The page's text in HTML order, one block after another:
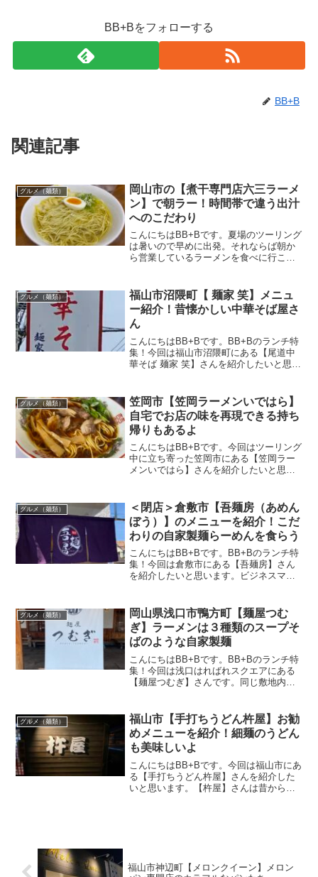
BB+Bをフォローする
BB+B
関連記事
グルメ（麺類）
岡山市の【煮干専門店六三ラーメ
ン】で朝ラー！時間帯で違う出汁
へのこだわり
こんにちはBB+Bです。夏場のツーリング
は暑いので早めに出発。それならば朝か
ら営業しているラーメンを食べに行こう
営業しているお店はそうそうないので興
味深々。時間帯でメニ...
グルメ（麺類）
福山市沼隈町【 麺家 笑】メニュ
ー紹介！昔懐かしい中華そば屋さ
ん
こんにちはBB+Bです。BB+Bのランチ特
集！今回は福山市沼隈町にある【尾道中
華そば 麺家 笑】さんを紹介したいと思い
お店。沼隈町には以前紹介した【万ぷく
食堂】【みそら...
グルメ（麺類）
笠岡市【笠岡ラーメンいではら】
自宅でお店の味を再現できる持ち
帰りもあるよ
こんにちはBB+Bです。今回はツーリング
中に立ち寄った笠岡市にある【笠岡ラー
メンいではら】さんを紹介したいと思い
した【山ちゃん】とも近い距離。麺やス
ープが無くなって閉...
グルメ（麺類）
＜閉店＞倉敷市【吾麺房（あめん
ぼう）】のメニューを紹介！こだ
わりの自家製麺らーめんを食らう
こんにちはBB+Bです。BB+Bのランチ特
集！今回は倉敷市にある【吾麺房】さん
を紹介したいと思います。ビジネスマン
家】【ラーメンどかいち】とかなりの確
立で麺類をチョイスし...
グルメ（麺類）
岡山県浅口市鴨方町【麺屋つむ
ぎ】ラーメンは３種類のスープそ
ばのような自家製麺
こんにちはBB+Bです。BB+Bのランチ特
集！今回は浅口はればれスクエアにある
【麺屋つむぎ】さんです。同じ敷地内に
もあります。【麺屋つむぎ】さんはそん
な敷地...
グルメ（麺類）
福山市【手打ちうどん杵屋】お勧
めメニューを紹介！細麺のうどん
も美味しいよ
こんにちはBB+Bです。今回は福山市にあ
る【手打ちうどん杵屋】さんを紹介した
いと思います。【杵屋】さんは昔からよ
福山市神辺町【メロンクイーン】メロン